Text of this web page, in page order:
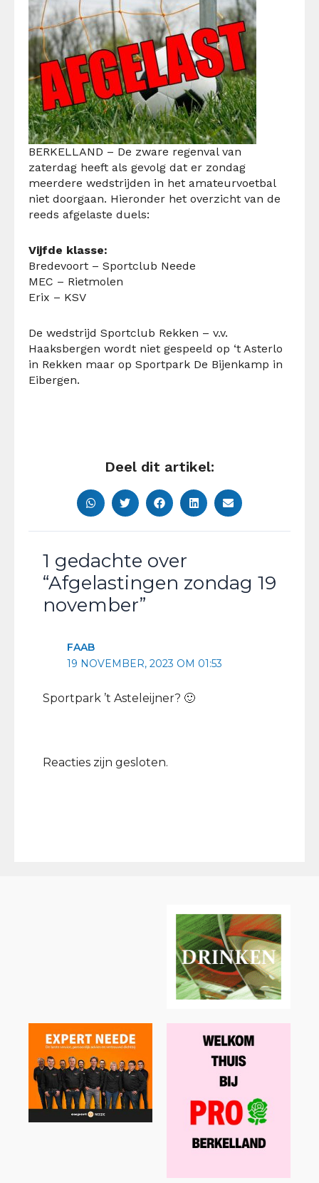
BERKELLAND – De zware regenval van
zaterdag heeft als gevolg dat er zondag
meerdere wedstrijden in het amateurvoetbal
niet doorgaan. Hieronder het overzicht van de
reeds afgelaste duels:
Vijfde klasse:
Bredevoort – Sportclub Neede
MEC – Rietmolen
Erix – KSV
De wedstrijd Sportclub Rekken – v.v.
Haaksbergen wordt niet gespeeld op ‘t Asterlo
in Rekken maar op Sportpark De Bijenkamp in
Eibergen.
Deel dit artikel:
1 gedachte over
“Afgelastingen zondag 19
november”
FAAB
19 NOVEMBER, 2023 OM 01:53
Sportpark ’t Asteleijner? 🙂
Reacties zijn gesloten.